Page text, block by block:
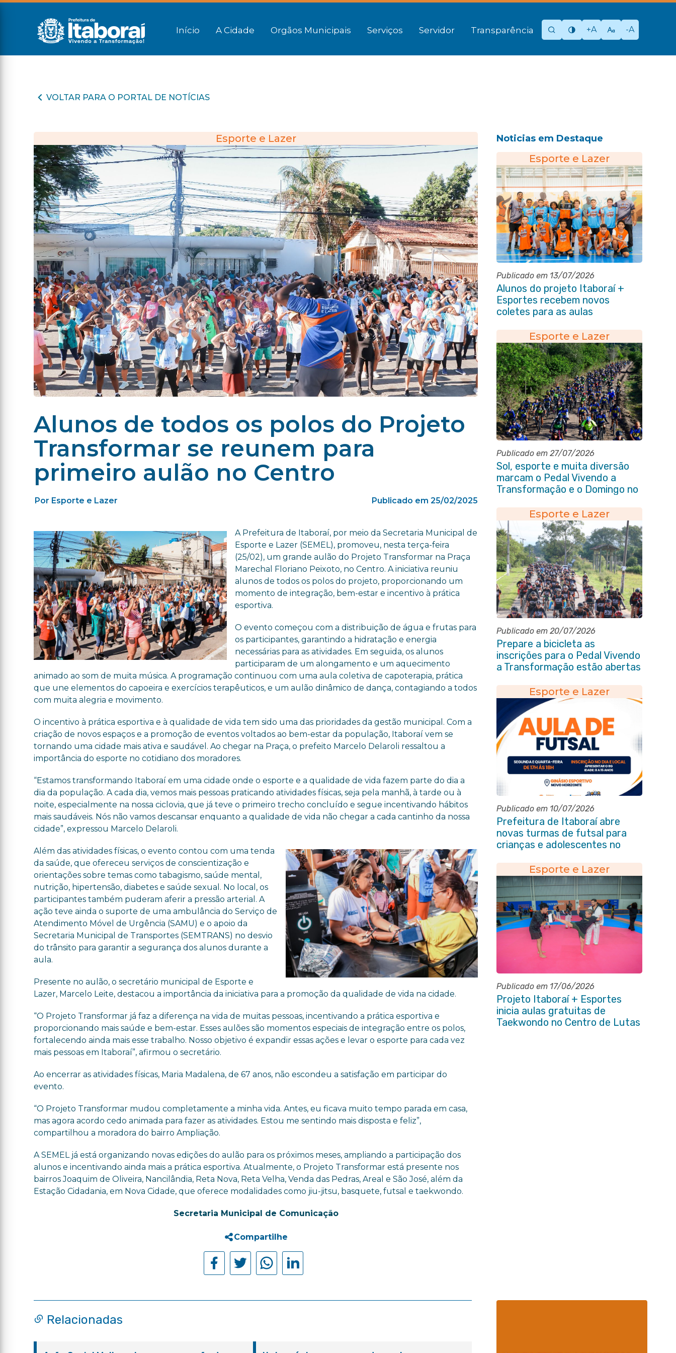
Início A Cidade Orgãos Municipais Serviços Servidor Transparência +A -A
VOLTAR PARA O PORTAL DE NOTÍCIAS
Esporte e Lazer
Alunos de todos os polos do Projeto
Transformar se reunem para
primeiro aulão no Centro
Por Esporte e Lazer Publicado em 25/02/2025
A Prefeitura de Itaboraí, por meio da Secretaria Municipal de
Esporte e Lazer (SEMEL), promoveu, nesta terça-feira
(25/02), um grande aulão do Projeto Transformar na Praça
Marechal Floriano Peixoto, no Centro. A iniciativa reuniu
alunos de todos os polos do projeto, proporcionando um
momento de integração, bem-estar e incentivo à prática
esportiva.
O evento começou com a distribuição de água e frutas para
os participantes, garantindo a hidratação e energia
necessárias para as atividades. Em seguida, os alunos
participaram de um alongamento e um aquecimento
animado ao som de muita música. A programação continuou com uma aula coletiva de capoterapia, prática
que une elementos do capoeira e exercícios terapêuticos, e um aulão dinâmico de dança, contagiando a todos
com muita alegria e movimento.
O incentivo à prática esportiva e à qualidade de vida tem sido uma das prioridades da gestão municipal. Com a
criação de novos espaços e a promoção de eventos voltados ao bem-estar da população, Itaboraí vem se
tornando uma cidade mais ativa e saudável. Ao chegar na Praça, o prefeito Marcelo Delaroli ressaltou a
importância do esporte no cotidiano dos moradores.
“Estamos transformando Itaboraí em uma cidade onde o esporte e a qualidade de vida fazem parte do dia a
dia da população. A cada dia, vemos mais pessoas praticando atividades físicas, seja pela manhã, à tarde ou à
noite, especialmente na nossa ciclovia, que já teve o primeiro trecho concluído e segue incentivando hábitos
mais saudáveis. Nós não vamos descansar enquanto a qualidade de vida não chegar a cada cantinho da nossa
cidade”, expressou Marcelo Delaroli.
Além das atividades físicas, o evento contou com uma tenda
da saúde, que ofereceu serviços de conscientização e
orientações sobre temas como tabagismo, saúde mental,
nutrição, hipertensão, diabetes e saúde sexual. No local, os
participantes também puderam aferir a pressão arterial. A
ação teve ainda o suporte de uma ambulância do Serviço de
Atendimento Móvel de Urgência (SAMU) e o apoio da
Secretaria Municipal de Transportes (SEMTRANS) no desvio
do trânsito para garantir a segurança dos alunos durante a
aula.
Presente no aulão, o secretário municipal de Esporte e
Lazer, Marcelo Leite, destacou a importância da iniciativa para a promoção da qualidade de vida na cidade.
“O Projeto Transformar já faz a diferença na vida de muitas pessoas, incentivando a prática esportiva e
proporcionando mais saúde e bem-estar. Esses aulões são momentos especiais de integração entre os polos,
fortalecendo ainda mais esse trabalho. Nosso objetivo é expandir essas ações e levar o esporte para cada vez
mais pessoas em Itaboraí”, afirmou o secretário.
Ao encerrar as atividades físicas, Maria Madalena, de 67 anos, não escondeu a satisfação em participar do
evento.
“O Projeto Transformar mudou completamente a minha vida. Antes, eu ficava muito tempo parada em casa,
mas agora acordo cedo animada para fazer as atividades. Estou me sentindo mais disposta e feliz”,
compartilhou a moradora do bairro Ampliação.
A SEMEL já está organizando novas edições do aulão para os próximos meses, ampliando a participação dos
alunos e incentivando ainda mais a prática esportiva. Atualmente, o Projeto Transformar está presente nos
bairros Joaquim de Oliveira, Nancilândia, Reta Nova, Reta Velha, Venda das Pedras, Areal e São José, além da
Estação Cidadania, em Nova Cidade, que oferece modalidades como jiu-jitsu, basquete, futsal e taekwondo.
Secretaria Municipal de Comunicação
Compartilhe
Noticias em Destaque
Esporte e Lazer
Publicado em 13/07/2026
Alunos do projeto Itaboraí +
Esportes recebem novos
coletes para as aulas
Esporte e Lazer
Publicado em 27/07/2026
Sol, esporte e muita diversão
marcam o Pedal Vivendo a
Transformação e o Domingo no
Esporte e Lazer
Publicado em 20/07/2026
Prepare a bicicleta as
inscrições para o Pedal Vivendo
a Transformação estão abertas
Esporte e Lazer
Publicado em 10/07/2026
Prefeitura de Itaboraí abre
novas turmas de futsal para
crianças e adolescentes no
Esporte e Lazer
Publicado em 17/06/2026
Projeto Itaboraí + Esportes
inicia aulas gratuitas de
Taekwondo no Centro de Lutas
Relacionadas